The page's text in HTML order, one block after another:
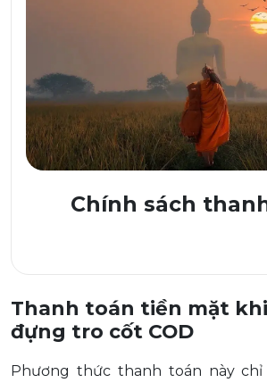
Chính sách
Thanh toán tiền mặt
đựng tro cốt COD
Phương thức thanh toán này